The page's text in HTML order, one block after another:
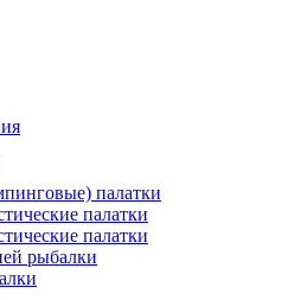
палатки
палатки
палатки
рыбалки